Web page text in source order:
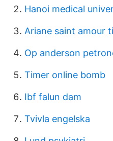
Hanoi medical
Ariane saint amour
Op anderson
Timer online bomb
Ibf falun dam
Tvivla engelska